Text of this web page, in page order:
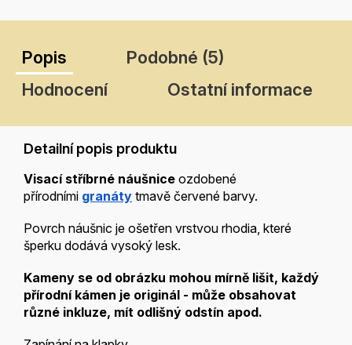
Popis
Podobné (5)
Hodnocení
Ostatní informace
Detailní popis produktu
Visací stříbrné náušnice ozdobené
přírodními granáty tmavě červené barvy.
Povrch náušnic je ošetřen vrstvou rhodia, které
šperku dodává vysoký lesk.
Kameny se od obrázku mohou mírně lišit, každý
přírodní kámen je originál - může obsahovat
různé inkluze, mít odlišný odstín apod.